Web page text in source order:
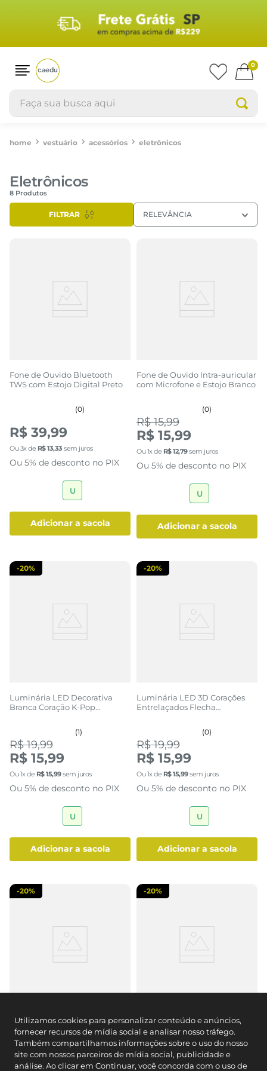
0
Faça sua busca aqui
Utilizamos cookies para personalizar conteúdo e anúncios,
fornecer recursos de mídia social e analisar nosso tráfego.
Também compartilhamos informações sobre o uso do nosso
site com nossos parceiros de mídia social, publicidade e
análise. Ao clicar em Continuar, você concorda com o uso de
vestuário acessórios eletrônicos
Eletrônicos
8 Produtos
FILTRAR RELEVÂNCIA
Fone de Ouvido Bluetooth
TWS com Estojo Digital Preto
(0)
R$ 39,99
Ou3x de R$13,33 sem juros
Ou 5% de desconto no PIX
U
adicionar a sacola
Fone de Ouvido Intra-auricular
com Microfone e Estojo Branco
(0)
R$ 15,99
R$ 15,99
Ou1x de R$12,79sem juros
Ou 5% de desconto no PIX
U
adicionar a sacola
Luminária LED Decorativa
Branca Coração K-Pop
(1)
-20%
R$ 19,99
R$ 15,99
Ou1x de R$15,99sem juros
Ou 5% de desconto no PIX
U
adicionar a sacola
Luminária LED 3D Corações
Entrelaçados Flecha
(0)
-20%
R$ 19,99
R$ 15,99
Ou1x de R$15,99sem juros
Ou 5% de desconto no PIX
U
adicionar a sacola
Luminária LED Branca
Corações 'I Love You' 3D
(0)
-20%
R$ 19,99
Luminária Decorativa Branca
3D Corações Balões e Amor
(2)
-20%
R$ 19,99